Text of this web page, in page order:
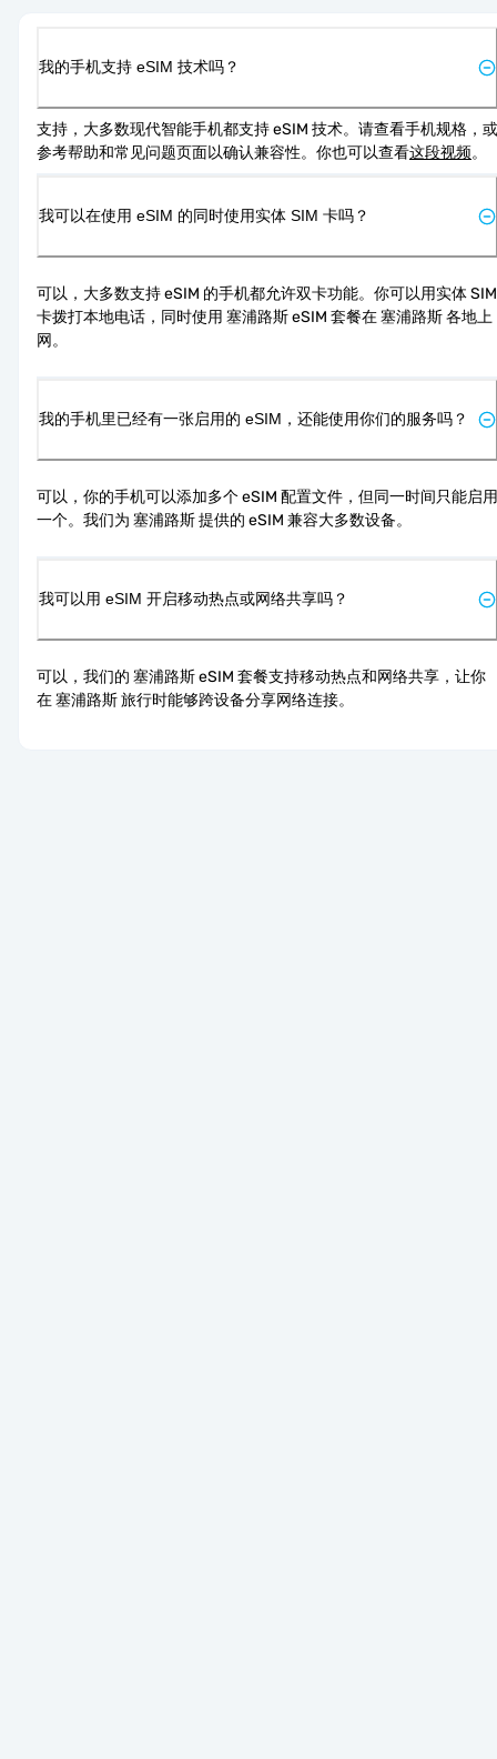
我的手机支持 eSIM 技术吗？
支持，大多数现代智能手机都支持 eSIM 技术。请查看手机规格，或
参考帮助和常见问题页面以确认兼容性。你也可以查看这段视频。
我可以在使用 eSIM 的同时使用实体 SIM 卡吗？
可以，大多数支持 eSIM 的手机都允许双卡功能。你可以用实体 SIM
卡拨打本地电话，同时使用 塞浦路斯 eSIM 套餐在 塞浦路斯 各地上
网。
我的手机里已经有一张启用的 eSIM，还能使用你们的服务吗？
可以，你的手机可以添加多个 eSIM 配置文件，但同一时间只能启用
一个。我们为 塞浦路斯 提供的 eSIM 兼容大多数设备。
我可以用 eSIM 开启移动热点或网络共享吗？
可以，我们的 塞浦路斯 eSIM 套餐支持移动热点和网络共享，让你
在 塞浦路斯 旅行时能够跨设备分享网络连接。